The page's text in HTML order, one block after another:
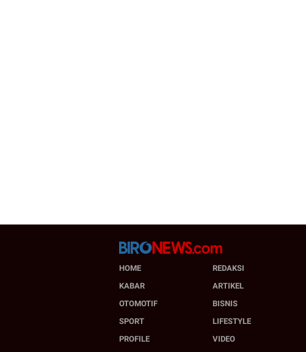
HOME REDAKSI
KABAR
ARTIKEL
OTOMOTIF
BISNIS
SPORT
LIFESTYLE
PROFILE
VIDEO